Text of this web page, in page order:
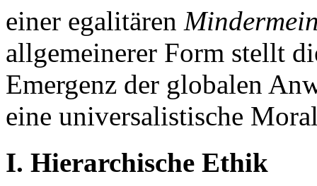
einer egalitären
allgemeinerer Form stellt
Emergenz der globalen
eine universalistische
I. Hierarchische Ethik